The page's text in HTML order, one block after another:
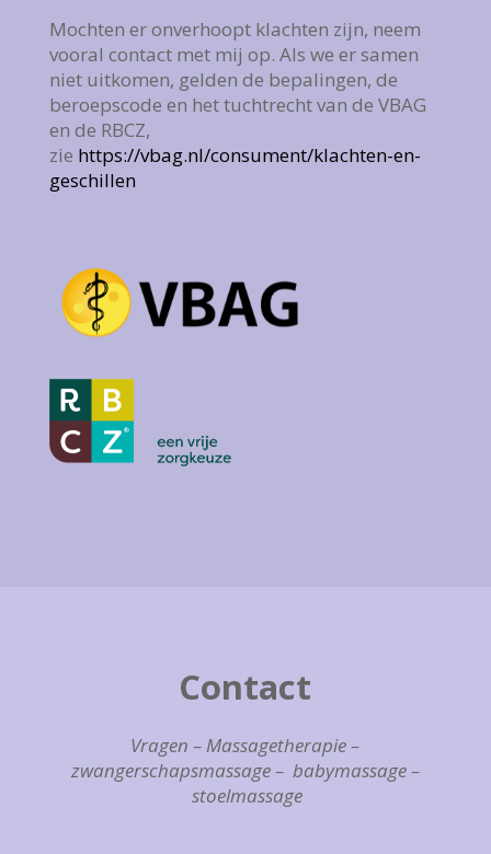
Mochten er onverhoopt klachten zijn, neem
vooral contact met mij op. Als we er samen
niet uitkomen, gelden de bepalingen, de
beroepscode en het tuchtrecht van de VBAG
en de RBCZ,
zie https://vbag.nl/consument/klachten-en-
geschillen
Contact
Vragen – Massagetherapie –
zwangerschapsmassage – babymassage –
stoelmassage